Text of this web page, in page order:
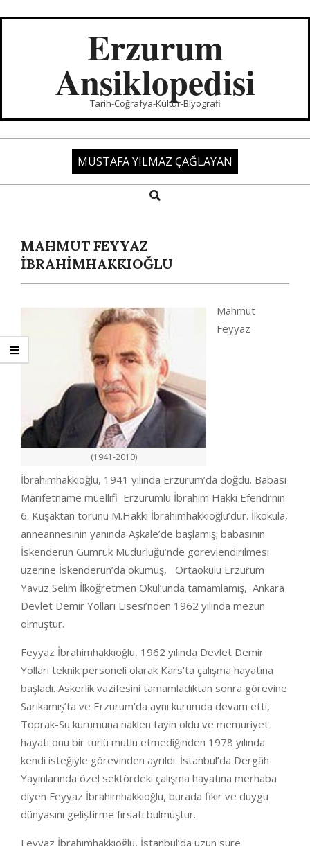
Erzurum
Ansiklopedisi
Tarih-Coğrafya-Kültür-Biyografi
MUSTAFA YILMAZ ÇAĞLAYAN
Search
MAHMUT FEYYAZ
İBRAHİMHAKKIOĞLU
(1941-2010)
Mahmut
Feyyaz
İbrahimhakkıoğlu, 1941 yılında Erzurum’da doğdu. Babası
Marifetname müellifi Erzurumlu İbrahim Hakkı Efendi’nin
6. Kuşaktan torunu M.Hakkı İbrahimhakkıoğlu’dur. İlkokula,
anneannesinin yanında Aşkale’de başlamış; babasının
İskenderun Gümrük Müdürlüğü’nde görevlendirilmesi
üzerine İskenderun’da okumuş, Ortaokulu Erzurum
Yavuz Selim İlköğretmen Okul’unda tamamlamış, Ankara
Devlet Demir Yolları Lisesi’nden 1962 yılında mezun
olmuştur.
Feyyaz İbrahimhakkıoğlu, 1962 yılında Devlet Demir
Yolları teknik personeli olarak Kars’ta çalışma hayatına
başladı. Askerlik vazifesini tamamladıktan sonra görevine
Sarıkamış’ta ve Erzurum’da aynı kurumda devam etti,
Toprak-Su kurumuna naklen tayin oldu ve memuriyet
hayatı onu bir türlü mutlu etmediğinden 1978 yılında
kendi isteğiyle görevinden ayrıldı. İstanbul’da Dergâh
Yayınlarında özel sektördeki çalışma hayatına merhaba
diyen Feyyaz İbrahimhakkıoğlu, burada fikir ve duygu
dünyasını geliştirme fırsatı bulmuştur.
Feyyaz İbrahimhakkıoğlu, İstanbul’da uzun süre